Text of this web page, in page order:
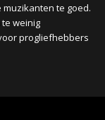
te goed.
weinig
progliefhebbers